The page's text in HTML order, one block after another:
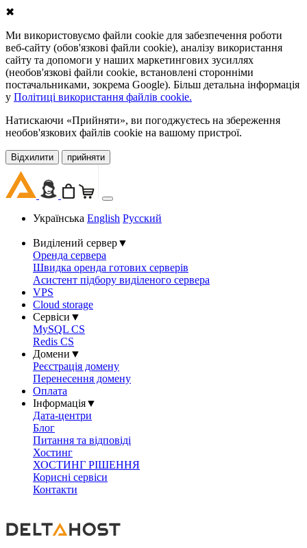
✖
Ми використовуємо файли cookie для забезпечення роботи
веб-сайту (обов'язкові файли cookie), аналізу використання
сайту та допомоги у наших маркетингових зусиллях
(необов'язкові файли cookie, встановлені сторонніми
постачальниками, зокрема Google). Більш детальна інформація
у Політиці використання файлів cookie.
Натискаючи «Прийняти», ви погоджуєтесь на збереження
необов'язкових файлів cookie на вашому пристрої.
Відхилити прийняти
Українська English Русский
Виділений сервер▼
Оренда сервера
Швидка оренда готових серверів
Асистент підбору виділеного сервера
VPS
Cloud storage
Сервіси ▼
MySQL CS
Redis CS
Домени ▼
Реєстрація домену
Перенесення домену
Оплата
Інформація▼
Дата-центри
Блог
Питання та відповіді
Хостинг
ХОСТИНГ РІШЕННЯ
Корисні сервіси
Контакти